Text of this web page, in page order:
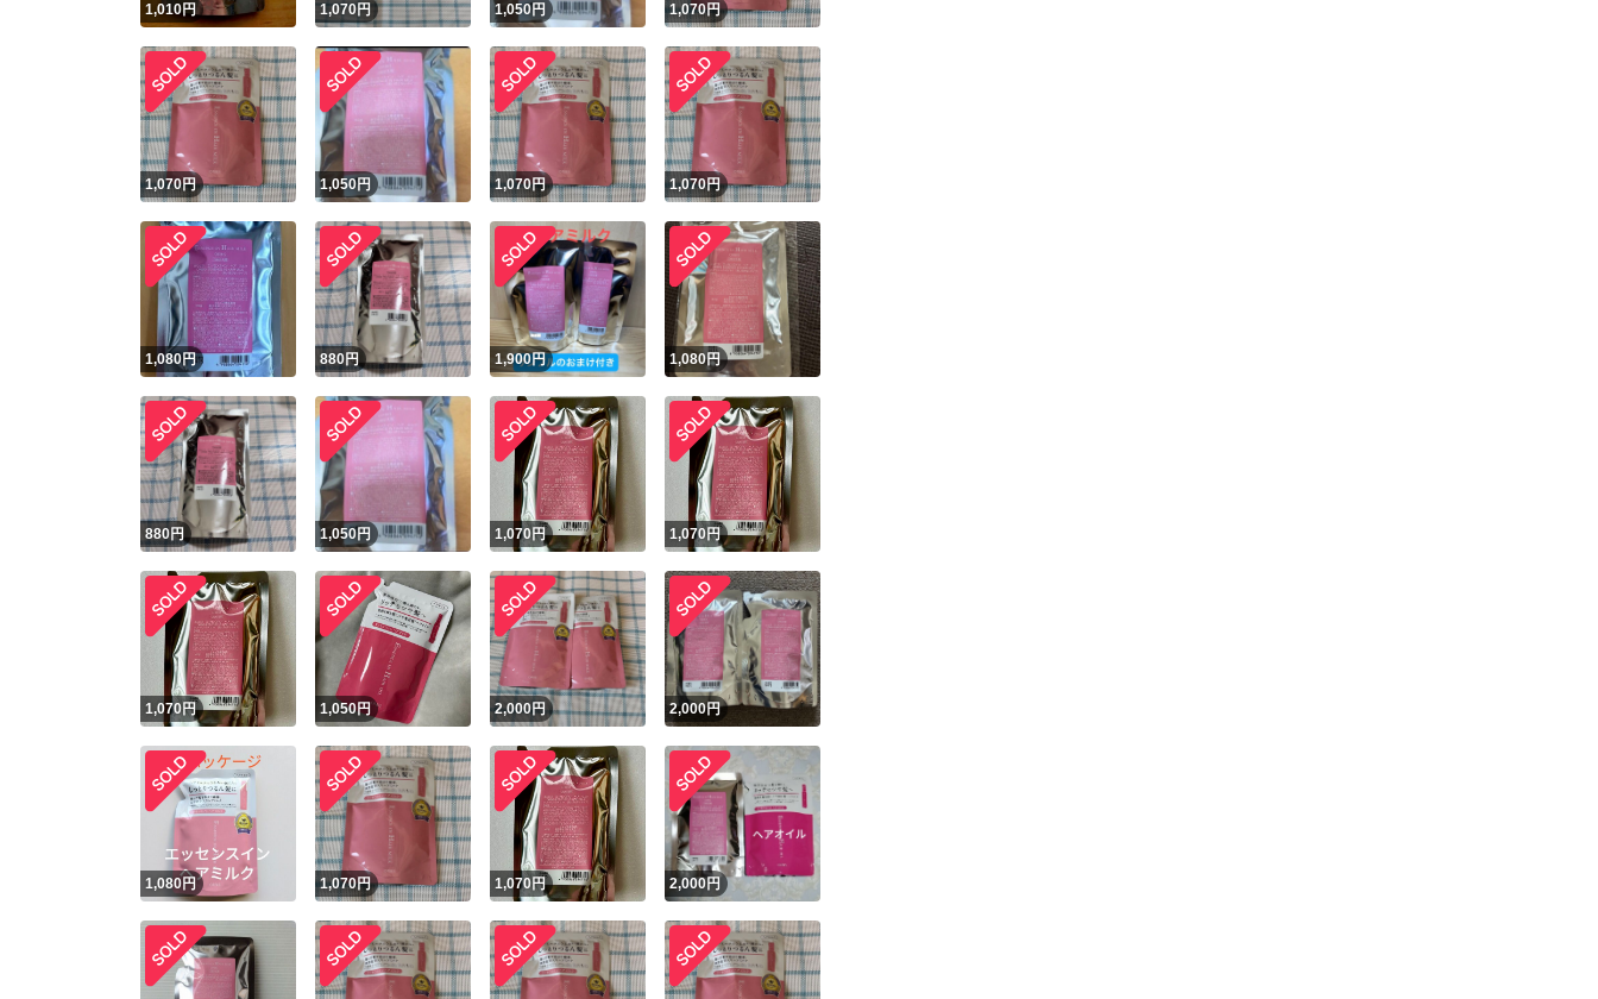
1,010円 1,070円 1,050円 1,070円
1,070円 1,050円 1,070円 1,070円
1,080円 880円 1,900円 1,080円
880円 1,050円 1,070円 1,070円
1,070円 1,050円 2,000円 2,000円
1,080円 1,070円 1,070円 2,000円